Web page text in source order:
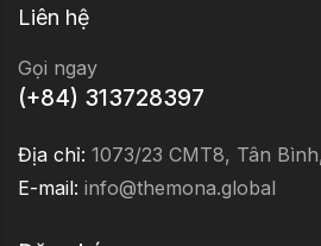
Liên hệ
Gọi ngay
(+84) 313728397
Địa chỉ: 1073/23 CMT8, Tân
E-mail: info@themona.global